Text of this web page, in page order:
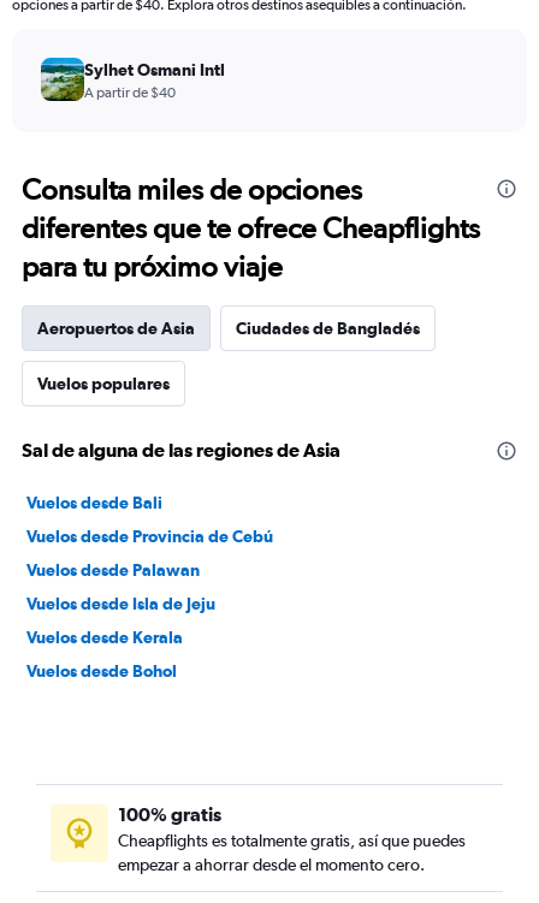
opciones a partir de $40. Explora otros destinos asequibles a continuación.
Sylhet Osmani Intl
A partir de $40
Consulta miles de opciones
diferentes que te ofrece Cheapflights
para tu próximo viaje
Aeropuertos de Asia Ciudades de Bangladés
Vuelos populares
Sal de alguna de las regiones de Asia
Vuelos desde Bali
Vuelos desde Provincia de Cebú
Vuelos desde Palawan
Vuelos desde Isla de Jeju
Vuelos desde Kerala
Vuelos desde Bohol
100% gratis
Cheapflights es totalmente gratis, así que puedes
empezar a ahorrar desde el momento cero.